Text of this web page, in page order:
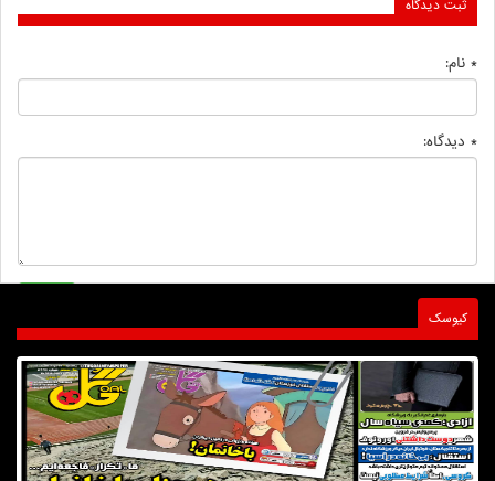
ثبت دیدگاه
* نام:
* دیدگاه:
کیوسک